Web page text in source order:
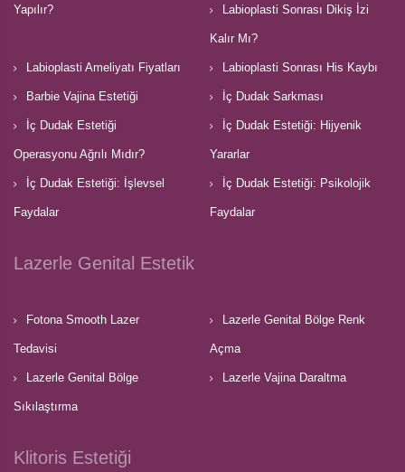
Yapılır? Labioplasti Sonrası Dikiş İzi
Kalır Mı?
Labioplasti Ameliyatı Fiyatları Labioplasti Sonrası His Kaybı
Barbie Vajina Estetiği İç Dudak Sarkması
İç Dudak Estetiği
Operasyonu Ağrılı Mıdır?
İç Dudak Estetiği: Hijyenik
Yararlar
İç Dudak Estetiği: İşlevsel
Faydalar
İç Dudak Estetiği: Psikolojik
Faydalar
Lazerle Genital Estetik
Fotona Smooth Lazer
Tedavisi
Lazerle Genital Bölge Renk
Açma
Lazerle Genital Bölge
Sıkılaştırma
Lazerle Vajina Daraltma
Klitoris Estetiği